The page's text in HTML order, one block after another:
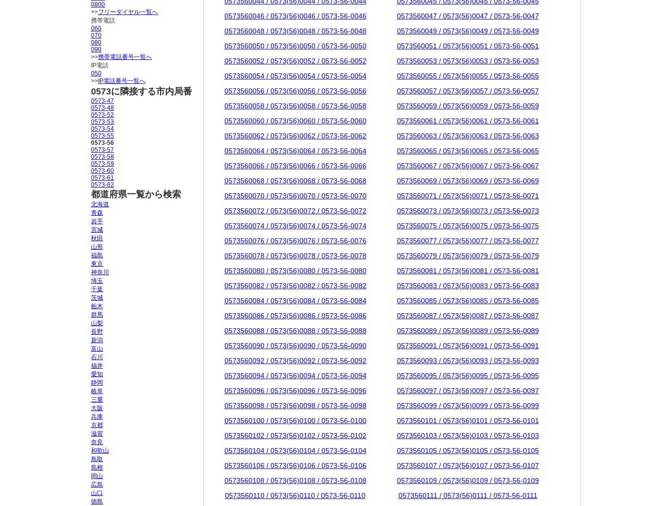
0573560046 / 0573(56)0046 / 0573-56-0046
0573560047 / 0573(56)0047 / 0573-56-0047
0573560048 / 0573(56)0048 / 0573-56-0048
0573560049 / 0573(56)0049 / 0573-56-0049
0573560050 / 0573(56)0050 / 0573-56-0050
0573560051 / 0573(56)0051 / 0573-56-0051
0573560052 / 0573(56)0052 / 0573-56-0052
0573560053 / 0573(56)0053 / 0573-56-0053
0573560054 / 0573(56)0054 / 0573-56-0054
0573560055 / 0573(56)0055 / 0573-56-0055
0573560056 / 0573(56)0056 / 0573-56-0056
0573560057 / 0573(56)0057 / 0573-56-0057
0573560058 / 0573(56)0058 / 0573-56-0058
0573560059 / 0573(56)0059 / 0573-56-0059
0573560060 / 0573(56)0060 / 0573-56-0060
0573560061 / 0573(56)0061 / 0573-56-0061
0573560062 / 0573(56)0062 / 0573-56-0062
0573560063 / 0573(56)0063 / 0573-56-0063
0573560064 / 0573(56)0064 / 0573-56-0064
0573560065 / 0573(56)0065 / 0573-56-0065
0573560066 / 0573(56)0066 / 0573-56-0066
0573560067 / 0573(56)0067 / 0573-56-0067
0573560068 / 0573(56)0068 / 0573-56-0068
0573560069 / 0573(56)0069 / 0573-56-0069
0573560070 / 0573(56)0070 / 0573-56-0070
0573560071 / 0573(56)0071 / 0573-56-0071
0573560072 / 0573(56)0072 / 0573-56-0072
0573560073 / 0573(56)0073 / 0573-56-0073
0573560074 / 0573(56)0074 / 0573-56-0074
0573560075 / 0573(56)0075 / 0573-56-0075
0573560076 / 0573(56)0076 / 0573-56-0076
0573560077 / 0573(56)0077 / 0573-56-0077
0573560078 / 0573(56)0078 / 0573-56-0078
0573560079 / 0573(56)0079 / 0573-56-0079
0573560080 / 0573(56)0080 / 0573-56-0080
0573560081 / 0573(56)0081 / 0573-56-0081
0573560082 / 0573(56)0082 / 0573-56-0082
0573560083 / 0573(56)0083 / 0573-56-0083
0573560084 / 0573(56)0084 / 0573-56-0084
0573560085 / 0573(56)0085 / 0573-56-0085
0573560086 / 0573(56)0086 / 0573-56-0086
0573560087 / 0573(56)0087 / 0573-56-0087
0573560088 / 0573(56)0088 / 0573-56-0088
0573560089 / 0573(56)0089 / 0573-56-0089
0573560090 / 0573(56)0090 / 0573-56-0090
0573560091 / 0573(56)0091 / 0573-56-0091
0573560092 / 0573(56)0092 / 0573-56-0092
0573560093 / 0573(56)0093 / 0573-56-0093
0573560094 / 0573(56)0094 / 0573-56-0094
0573560095 / 0573(56)0095 / 0573-56-0095
0573560096 / 0573(56)0096 / 0573-56-0096
0573560097 / 0573(56)0097 / 0573-56-0097
0573560098 / 0573(56)0098 / 0573-56-0098
0573560099 / 0573(56)0099 / 0573-56-0099
0573560100 / 0573(56)0100 / 0573-56-0100
0573560101 / 0573(56)0101 / 0573-56-0101
0573560102 / 0573(56)0102 / 0573-56-0102
0573560103 / 0573(56)0103 / 0573-56-0103
0573560104 / 0573(56)0104 / 0573-56-0104
0573560105 / 0573(56)0105 / 0573-56-0105
0573560106 / 0573(56)0106 / 0573-56-0106
0573560107 / 0573(56)0107 / 0573-56-0107
0573560108 / 0573(56)0108 / 0573-56-0108
0573560109 / 0573(56)0109 / 0573-56-0109
0573560110 / 0573(56)0110 / 0573-56-0110
0573560111 / 0573(56)0111 / 0573-56-0111
0800
>>フリーダイヤル一覧へ
携帯電話
060
070
080
090
>>携帯電話番号一覧へ
IP電話
050
>> IP電話番号一覧へ
0573に隣接する市内局番
0573-47
0573-48
0573-52
0573-53
0573-54
0573-55
0573-56
0573-57
0573-58
0573-59
0573-60
0573-61
0573-62
都道府県一覧から検索
北海道
青森
岩手
宮城
秋田
山形
福島
東京
神奈川
埼玉
千葉
茨城
栃木
群馬
山梨
長野
新潟
富山
石川
福井
愛知
静岡
岐阜
三重
大阪
兵庫
京都
滋賀
奈良
和歌山
鳥取
島根
岡山
広島
山口
徳島